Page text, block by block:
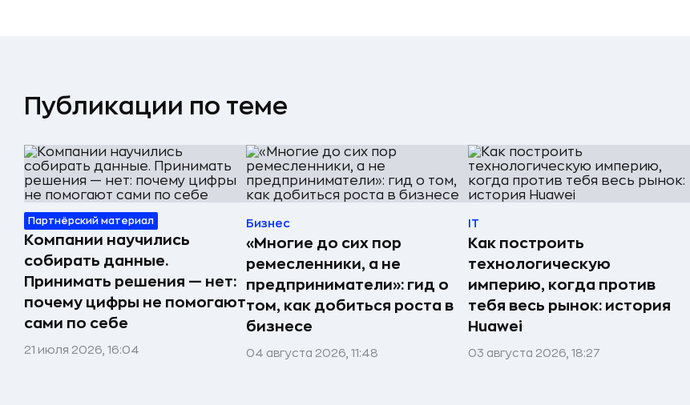
Публикации по теме
Партнёрский материал
Компании научились
собирать данные.
Принимать решения — нет:
почему цифры не помогают
сами по себе
21 июля 2026, 16:04
Бизнес
«Многие до сих пор
ремесленники, а не
предприниматели»: гид о
том, как добиться роста в
бизнесе
04 августа 2026, 11:48
IT
Как построить
технологическую
империю, когда против
тебя весь рынок: история
Huawei
03 августа 2026, 18:27